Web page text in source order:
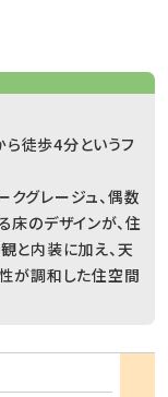
徒歩4分というフ
グレージュ、偶数
床のデザインが、住
と内装に加え、天
が調和した住空間